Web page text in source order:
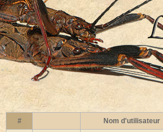
# Nom d'utilisateur